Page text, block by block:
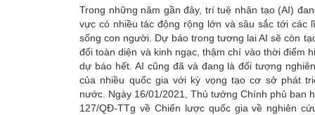
Trong những năm gần đây, trí tuệ nhân tạo (AI)
vực có nhiều tác động rộng lớn và sâu sắc tới các
sống con người. Dự báo trong tương lai AI sẽ còn
đổi toàn diện và kinh ngạc, thậm chí vào thời điểm
dự báo hết. AI cũng đã và đang là đối tượng
của nhiều quốc gia với kỳ vọng tạo cơ sở phát
nước. Ngày 16/01/2021, Thủ tướng Chính phủ ban
127/QĐ-TTg về Chiến lược quốc gia về nghiên